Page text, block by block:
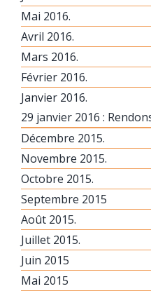
Mai 2016.
Avril 2016.
Mars 2016.
Février 2016.
Janvier 2016.
29 janvier 2016 :
Décembre 2015.
Novembre 2015.
Octobre 2015.
Septembre 2015
Août 2015.
Juillet 2015.
Juin 2015
Mai 2015